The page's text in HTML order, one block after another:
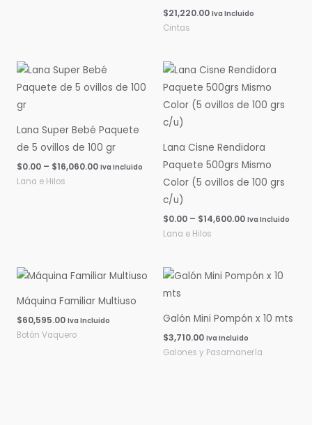
$21,220.00 Iva Incluido
Cintas
Lana Super Bebé Paquete
de 5 ovillos de 100 gr
$0.00 – $16,060.00
Rango
de
precios:
$16,060.00
Iva Incluido
Lana e Hilos
Lana Cisne Rendidora
Paquete 500grs Mismo
Color (5 ovillos de 100 grs
c/u)
$0.00 – $14,600.00
Rango
de
precios:
desde
$0.00
Iva Incluido
Lana e Hilos
Máquina Familiar Multiuso
$60,595.00 Iva Incluido
Botón Vaquero
Galón Mini Pompón x 10 mts
$3,710.00 Iva Incluido
Galones y Pasamanería